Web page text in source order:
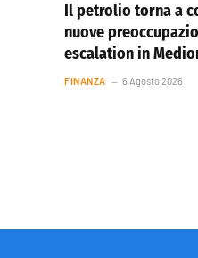
Il petrolio torna a
nuove
escalation in
FINANZA 6 Agosto 2026